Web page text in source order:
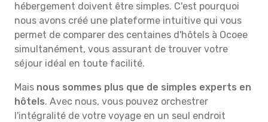
hébergement doivent être simples. C'est pourquoi
nous avons créé une plateforme intuitive qui vous
permet de comparer des centaines d'hôtels à Ocoee
simultanément, vous assurant de trouver votre
séjour idéal en toute facilité.
Mais nous sommes plus que de simples experts en
hôtels. Avec nous, vous pouvez orchestrer
l'intégralité de votre voyage en un seul endroit